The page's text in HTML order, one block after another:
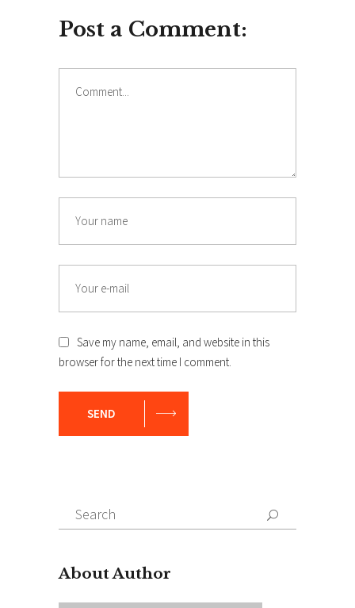
Post a Comment:
Save my name, email, and website in this
browser for the next time I comment.
SEND
Search
for:
About Author